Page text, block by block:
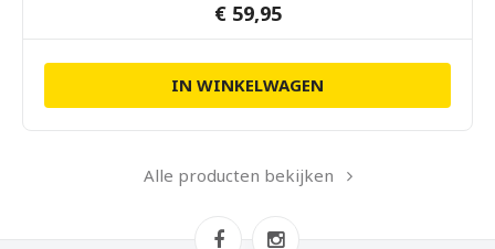
€ 59,95
IN WINKELWAGEN
Alle producten bekijken